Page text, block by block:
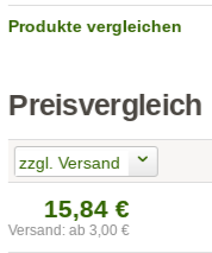
Produkte vergleichen
Preisvergleich
zzgl. Versand
15,84 €
Versand: ab 3,00 €